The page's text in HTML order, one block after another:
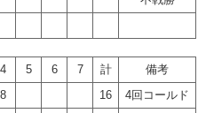
4 5 6 7 計
備考
8 16
4回コールド